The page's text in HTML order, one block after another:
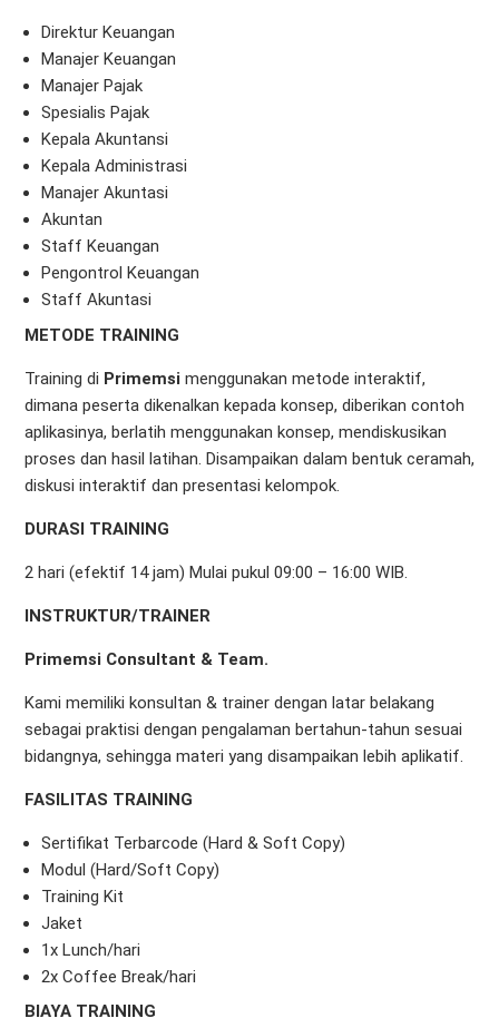
Direktur Keuangan
Manajer Keuangan
Manajer Pajak
Spesialis Pajak
Kepala Akuntansi
Kepala Administrasi
Manajer Akuntasi
Akuntan
Staff Keuangan
Pengontrol Keuangan
Staff Akuntasi
METODE TRAINING
Training di Primemsi menggunakan metode interaktif,
dimana peserta dikenalkan kepada konsep, diberikan contoh
aplikasinya, berlatih menggunakan konsep, mendiskusikan
proses dan hasil latihan. Disampaikan dalam bentuk ceramah,
diskusi interaktif dan presentasi kelompok.
DURASI TRAINING
2 hari (efektif 14 jam) Mulai pukul 09:00 – 16:00 WIB.
INSTRUKTUR/TRAINER
Primemsi Consultant & Team.
Kami memiliki konsultan & trainer dengan latar belakang
sebagai praktisi dengan pengalaman bertahun-tahun sesuai
bidangnya, sehingga materi yang disampaikan lebih aplikatif.
FASILITAS TRAINING
Sertifikat Terbarcode (Hard & Soft Copy)
Modul (Hard/Soft Copy)
Training Kit
Jaket
1x Lunch/hari
2x Coffee Break/hari
BIAYA TRAINING